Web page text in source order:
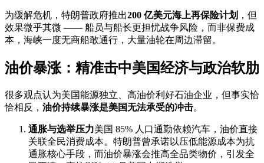
为缓解危机，特朗普政府推出200 亿美元海上再保险计划 ，但
效果微乎其微 —— 船员与船长更担忧战争风险，而非保费成
本，海峡一度无商船敢通行，大量油轮在周边滞留。
油价暴涨：精准击中美国经济与政治软肋
很多观点认为美国能源独立、高油价利好石油企业，但事实恰
恰相反， 油价持续暴涨是美国无法承受的冲击。
通胀与选举压力美国 85% 人口通勤依赖汽车，油价直接
关联全民消费成本。特朗普曾承诺以压低能源成本为抗
通胀核心手段，而油价暴涨会推高全品类物价，引发全